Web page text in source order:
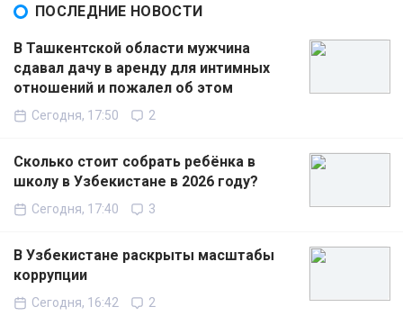
ПОСЛЕДНИЕ НОВОСТИ
В Ташкентской области мужчина
сдавал дачу в аренду для интимных
отношений и пожалел об этом
Сегодня, 17:50 2
Сколько стоит собрать ребёнка в
школу в Узбекистане в 2026 году?
Сегодня, 17:40 3
В Узбекистане раскрыты масштабы
коррупции
Сегодня, 16:42 2